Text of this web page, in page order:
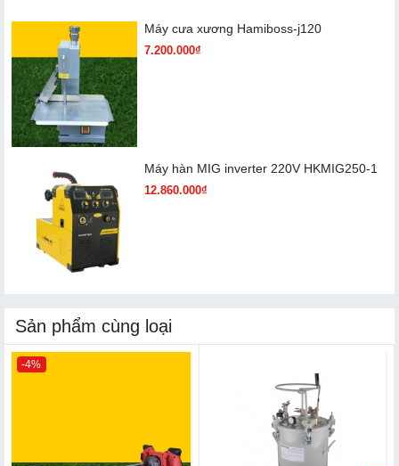
Máy cưa xương Hamiboss-j120
7.200.000₫
Máy hàn MIG inverter 220V HKMIG250-1
12.860.000₫
Sản phẩm cùng loại
-4%